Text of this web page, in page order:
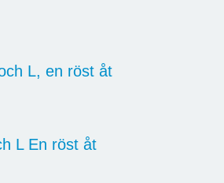
L, en röst åt
L En röst åt